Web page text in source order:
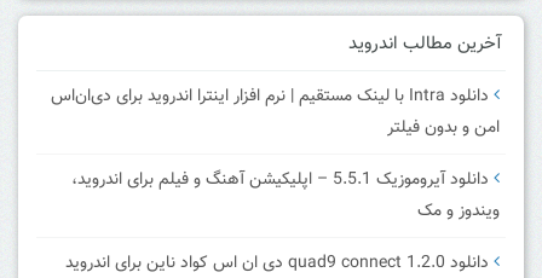
آخرین مطالب اندروید
دانلود Intra با لینک مستقیم | نرم افزار اینترا اندروید برای دی‌ان‌اس
امن و بدون فیلتر
دانلود آیروموزیک 5.5.1 – اپلیکیشن آهنگ و فیلم برای اندروید،
ویندوز و مک
دانلود quad9 connect 1.2.0 دی ان اس کواد ناین برای اندروید